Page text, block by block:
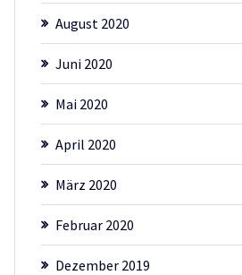
August 2020
Juni 2020
Mai 2020
April 2020
März 2020
Februar 2020
Dezember 2019